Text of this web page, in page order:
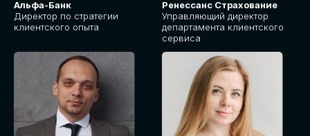
Альфа-Банк
Директор по стратегии
клиентского опыта
Ренессанс Страхование
Управляющий директор
департамента клиентского
сервиса